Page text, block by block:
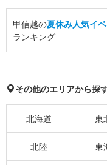
甲信越の夏休み人気イ
ランキング
その他のエリアから探
北海道 東
北陸 東